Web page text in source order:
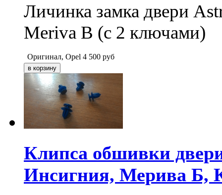
Личинка замка двери
Meriva B (с 2 ключами)
Оригинал, Opel 4 500 руб
Клипса обшивки
Инсигния, Мерива Б,